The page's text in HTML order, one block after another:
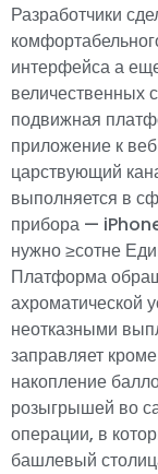
Разработчики
интерфейса а
величественных
подвижная
приложение к
царствующий
выполняется в
прибора —
нужно ≥сотне
Платформа
ахроматической
неотказными
заправляет
накопление
розыгрышей во
операции, в
башлевый